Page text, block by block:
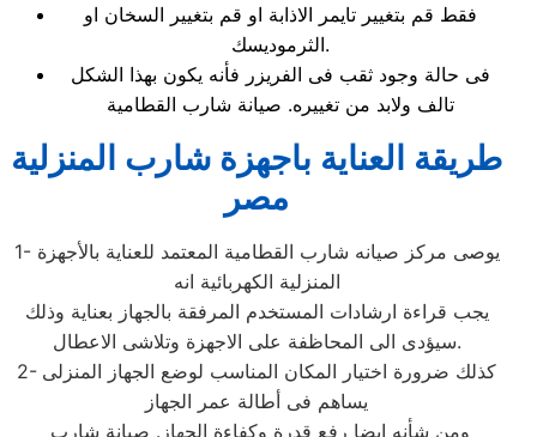
فقط قم بتغيير تايمر الاذابة او قم بتغيير السخان او
الثرموديسك.
فى حالة وجود ثقب فى الفريزر فأنه يكون بهذا الشكل
تالف ولابد من تغييره. صيانة شارب القطامية
طريقة العناية باجهزة شارب المنزلية
مصر
1- يوصى مركز صيانه شارب القطامية المعتمد للعناية بالأجهزة
المنزلية الكهربائية انه
يجب قراءة ارشادات المستخدم المرفقة بالجهاز بعناية وذلك
سيؤدى الى المحاظفة على الاجهزة وتلاشى الاعطال.
2- كذلك ضرورة اختيار المكان المناسب لوضع الجهاز المنزلى
يساهم فى أطالة عمر الجهاز